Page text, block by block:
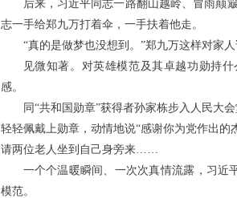
后来，习近平同志一路翻山越岭、冒雨颠
志一手给郑九万打着伞，一手扶着他走。
“真的是做梦也没想到。”郑九万这样对家
见微知著。对英雄模范及其卓越功勋持
感。
同“共和国勋章”获得者孙家栋步入人民大
轻轻佩戴上勋章，动情地说“感谢你为党作出
请两位老人坐到自己身旁来……
一个个温暖瞬间、一次次真情流露，习近
模范。